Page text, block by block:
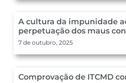
A cultura da impunidade
perpetuação dos maus
7 de outubro, 2025
Comprovação de ITCMD